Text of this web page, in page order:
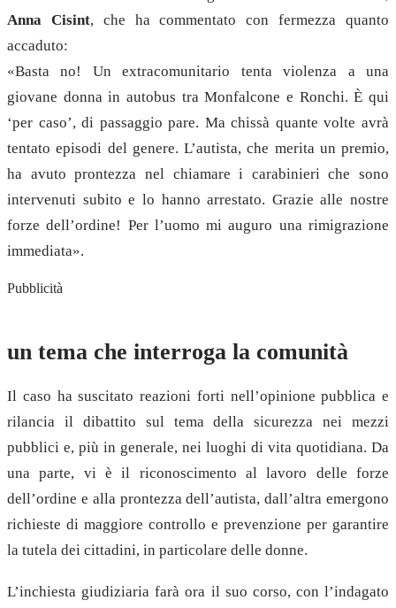
Anna Cisint, che ha commentato con fermezza quanto
accaduto:
«Basta no! Un extracomunitario tenta violenza a una
giovane donna in autobus tra Monfalcone e Ronchi. È qui
‘per caso’, di passaggio pare. Ma chissà quante volte avrà
tentato episodi del genere. L’autista, che merita un premio,
ha avuto prontezza nel chiamare i carabinieri che sono
intervenuti subito e lo hanno arrestato. Grazie alle nostre
forze dell’ordine! Per l’uomo mi auguro una rimigrazione
immediata».
Pubblicità
un tema che interroga la comunità
Il caso ha suscitato reazioni forti nell’opinione pubblica e
rilancia il dibattito sul tema della sicurezza nei mezzi
pubblici e, più in generale, nei luoghi di vita quotidiana. Da
una parte, vi è il riconoscimento al lavoro delle forze
dell’ordine e alla prontezza dell’autista, dall’altra emergono
richieste di maggiore controllo e prevenzione per garantire
la tutela dei cittadini, in particolare delle donne.
L’inchiesta giudiziaria farà ora il suo corso, con l’indagato